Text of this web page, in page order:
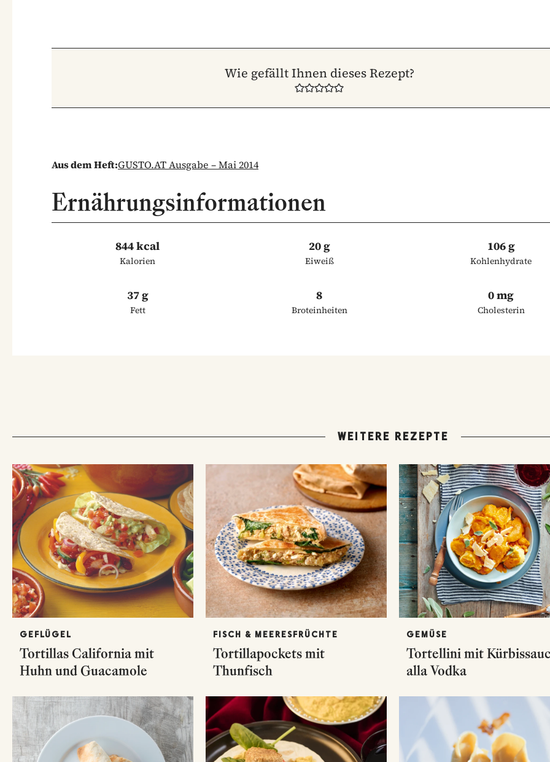
Wie gefällt Ihnen dieses Rezept?
Aus dem Heft:GUSTO.AT Ausgabe – Mai 2014
Ernährungsinformationen
844 kcal
Kalorien
20 g
Eiweiß
106 g
Kohlenhydrate
37 g
Fett
8
Broteinheiten
0 mg
Cholesterin
WEITERE REZEPTE
GEFLÜGEL
Tortillas California mit
Huhn und Guacamole
FISCH & MEERESFRÜCHTE
Tortillapockets mit
Thunfisch
GEMÜSE
Tortellini mit
alla Vodka